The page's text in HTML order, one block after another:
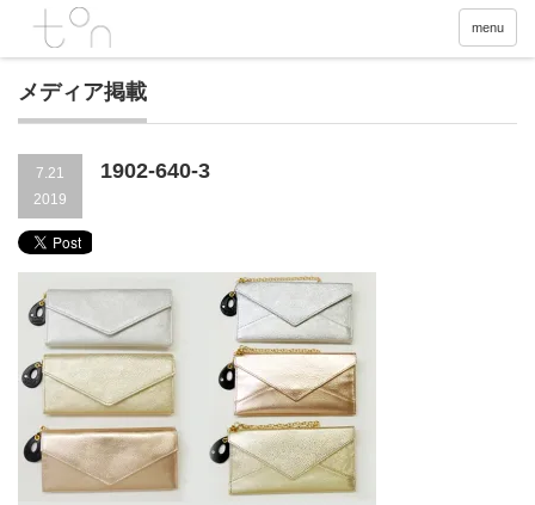
menu
メディア掲載
7.21
2019
1902-640-3